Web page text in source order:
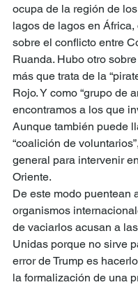
ocupa de la región de
lagos de lagos en África,
sobre el conflicto entre
Ruanda. Hubo otro
más que trata de la
Rojo. Y como “grupo de
encontramos a los que
Aunque también puede
“coalición de
general para intervenir
Oriente.
De este modo puentean
organismos
de vaciarlos acusan a
Unidas porque no sirve
error de Trump es
la formalización de una